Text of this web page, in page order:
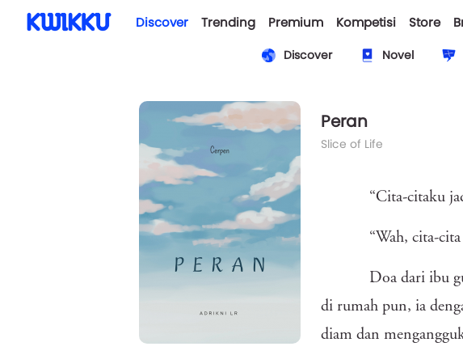
Discover Trending Premium Kompetisi Store
Discover Novel
Peran
Slice of Life
“Cita-citaku
“Wah, cita-
Doa dari ibu
di rumah pun, ia
diam dan